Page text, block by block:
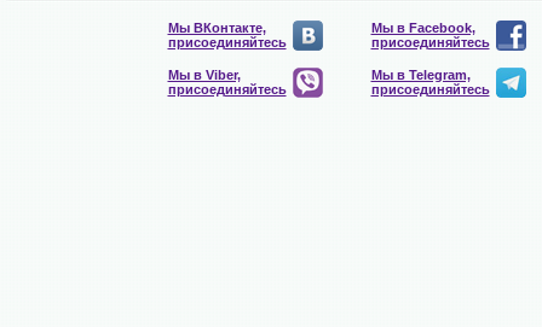
Мы ВКонтакте,
присоединяйтесь
Мы в Facebook,
присоединяйтесь
Мы в Viber,
присоединяйтесь
Мы в Telegram,
присоединяйтесь